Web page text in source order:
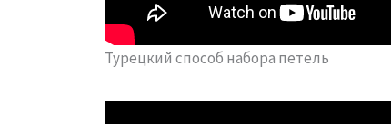
Турецкий способ набора петель